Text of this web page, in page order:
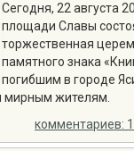
Сегодня, 22 августа
площади Славы
торжественная
памятного знака
погибшим в городе
жителям.
комментариев: 1